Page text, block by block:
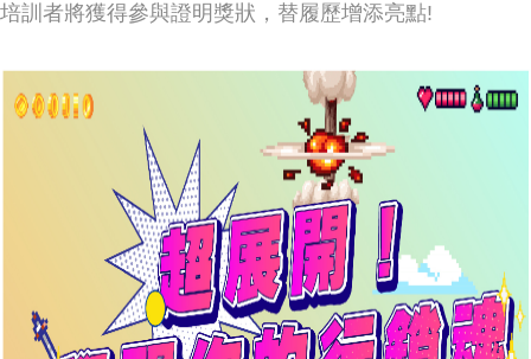
培訓者將獲得參與證明獎狀，替履歷增添亮點!